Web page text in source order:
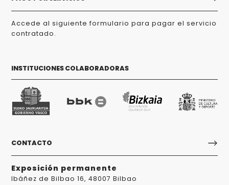
Accede al siguiente formulario para pagar el servicio
contratado.
INSTITUCIONES COLABORADORAS
CONTACTO
Exposición permanente
Ibáñez de Bilbao 16, 48007 Bilbao